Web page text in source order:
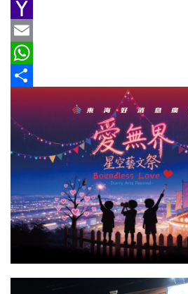
新
車
情
報
車
輛
間
測
汽
／
b
o
o
e
r
e
a
s
G
m
a
Y
a
h
o
l
E
m
i
W
a
p
享